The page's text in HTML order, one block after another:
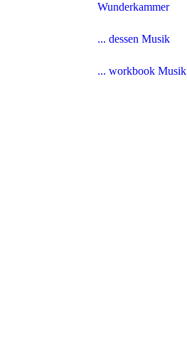
Wunderkammer
... dessen Musik
... workbook Musik